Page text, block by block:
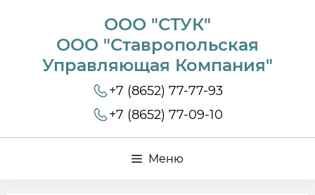
ООО "СТУК"
ООО "Ставропольская
Управляющая Компания"
+7 (8652) 77-77-93
+7 (8652) 77-09-10
Меню